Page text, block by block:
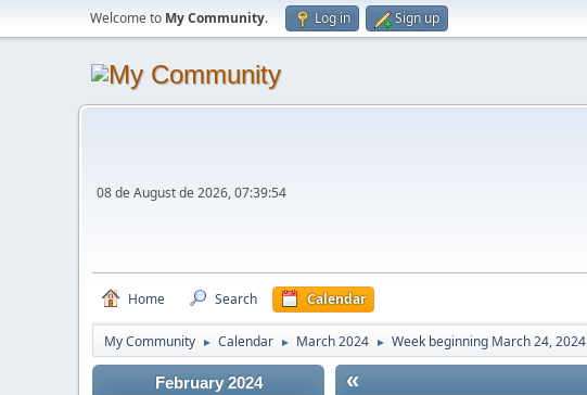
Welcome to My Community. Log in Sign up
08 de August de 2026, 07:39:54
Home Search Calendar
My Community ► Calendar ► March 2024 ► Week beginning March 24, 2024
February 2024 «